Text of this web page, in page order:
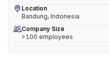
Location
Bandung, Indonesia
Company Size
>100 employees